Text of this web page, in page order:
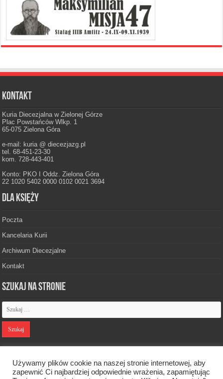
Kontakt
Kuria Diecezjalna w Zielonej Górze
Plac Powstańców Wlkp. 1
65-075 Zielona Góra
e-mail: kuria @ diecezjazg.pl
tel. 68-451-23-30
kom. 728-443-401
Konto: PKO I Oddz. Zielona Góra
22 1020 5402 0000 0102 0021 3694
Dla księży
Poczta
Kancelaria Kurii
Archiwum Diecezjalne
Kontakt
Szukaj na stronie
Używamy plików cookie na naszej stronie internetowej, aby
zapewnić Ci najbardziej odpowiednie wrażenia, zapamiętując